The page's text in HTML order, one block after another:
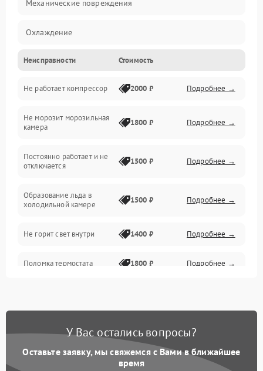
Механические повреждения
Охлаждение
Механика
Электропитание
Дренаж
Неисправности Стоимость
Не работает компрессор 2000 ₽ Подробнее →
Не морозит морозильная
камера
1800 ₽ Подробнее →
Постоянно работает и не
отключается
1500 ₽ Подробнее →
Образование льда в
холодильной камере
1500 ₽ Подробнее →
Не горит свет внутри 1400 ₽ Подробнее →
Поломка термостата 1800 ₽ Подробнее →
Образование конденсата
1800 ₽ Подробнее →
У Вас остались вопросы?
Оставьте заявку, мы свяжемся с Вами в ближайшее
время